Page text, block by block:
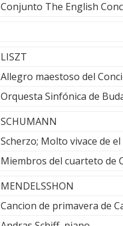
Conjunto The English
LISZT
Allegro maestoso del
Orquesta Sinfónica de
SCHUMANN
Scherzo; Molto vivace de
Miembros del cuarteto de
MENDELSSHON
Cancion de primavera de